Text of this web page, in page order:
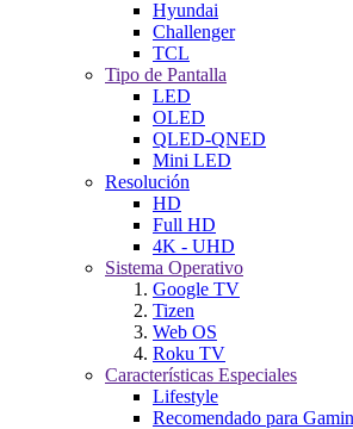
Hyundai
Challenger
TCL
Tipo de Pantalla
LED
OLED
QLED-QNED
Mini LED
Resolución
HD
Full HD
4K - UHD
Sistema Operativo
Google TV
Tizen
Web OS
Roku TV
Características Especiales
Lifestyle
Recomendado para